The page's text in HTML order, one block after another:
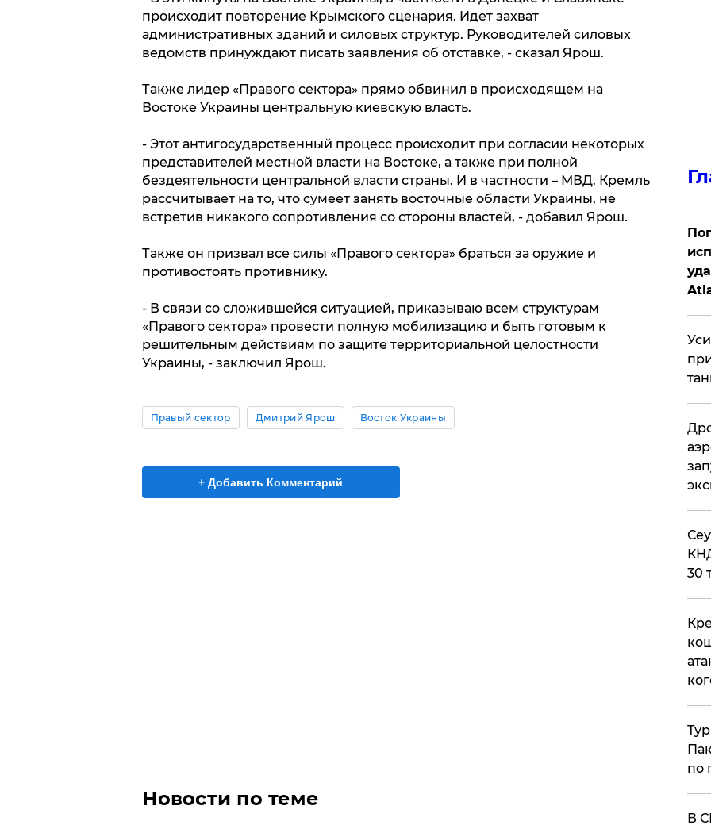
происходит повторение Крымского сценария. Идет захват
административных зданий и силовых структур. Руководителей силовых
ведомств принуждают писать заявления об отставке, - сказал Ярош.
Также лидер «Правого сектора» прямо обвинил в происходящем на
Востоке Украины центральную киевскую власть.
- Этот антигосударственный процесс происходит при согласии некоторых
представителей местной власти на Востоке, а также при полной
бездеятельности центральной власти страны. И в частности – МВД. Кремль
рассчитывает на то, что сумеет занять восточные области Украины, не
встретив никакого сопротивления со стороны властей, - добавил Ярош.
Также он призвал все силы «Правого сектора» браться за оружие и
противостоять противнику.
- В связи со сложившейся ситуацией, приказываю всем структурам
«Правого сектора» провести полную мобилизацию и быть готовым к
решительным действиям по защите территориальной целостности
Украины, - заключил Ярош.
Правый сектор Дмитрий Ярош Восток Украины
+ Добавить Комментарий
Новости по теме
30
по
В